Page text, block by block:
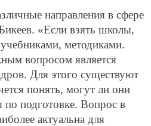
направления в сфере
«Если взять школы,
методиками.
вопросом является
Для этого существуют
понять, могут ли они
по подготовке. Вопрос в
актуальна для